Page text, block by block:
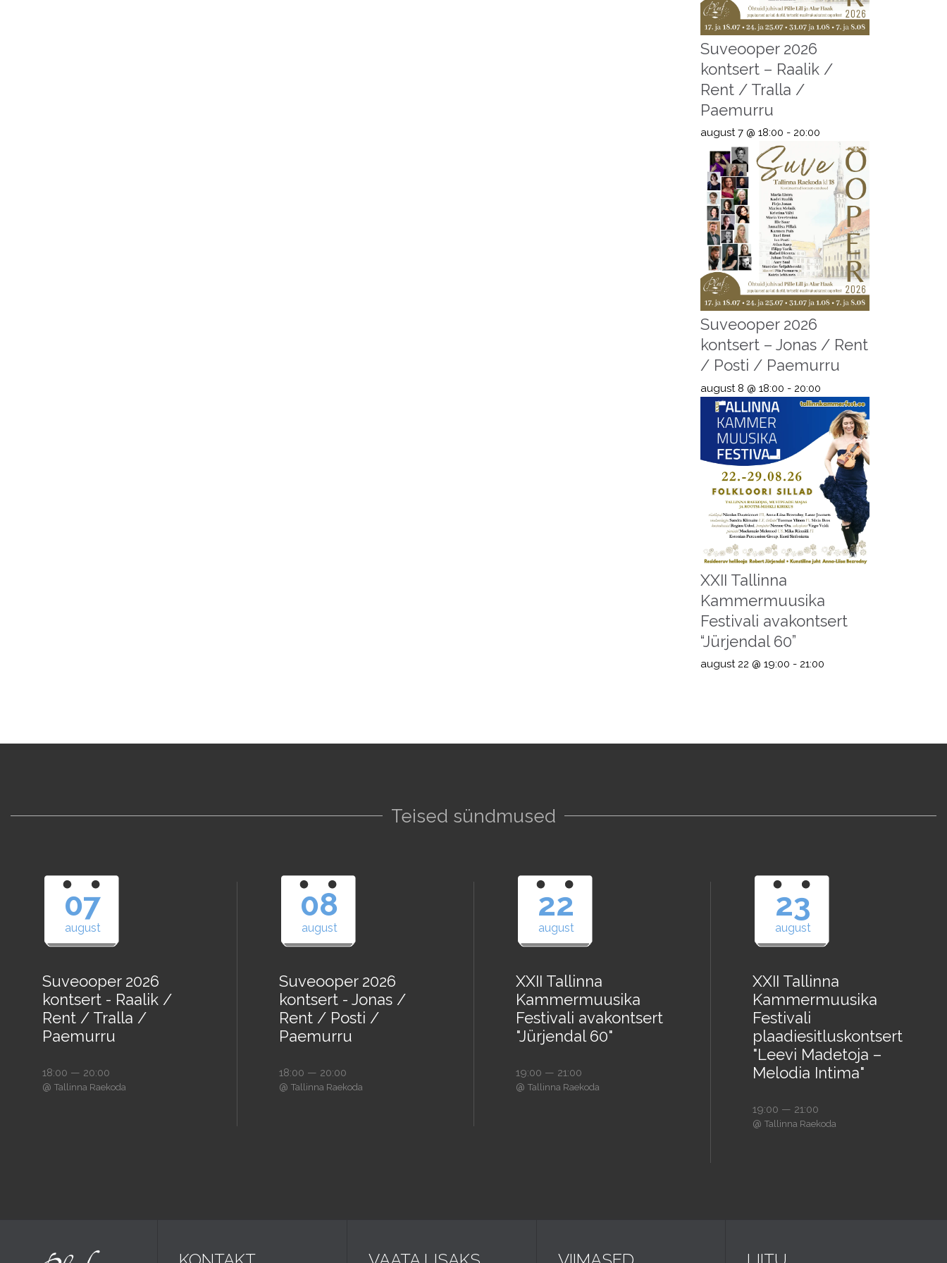
Suveooper 2026
kontsert – Raalik /
Rent / Tralla /
Paemurru
august 7 @ 18:00 - 20:00
Suveooper 2026
kontsert – Jonas / Rent
/ Posti / Paemurru
august 8 @ 18:00 - 20:00
XXII Tallinna
Kammermuusika
Festivali avakontsert
“Jürjendal 60”
august 22 @ 19:00 - 21:00
Teised sündmused
07
august
Suveooper 2026
kontsert - Raalik /
Rent / Tralla /
Paemurru
18:00 — 20:00
@ Tallinna Raekoda
08
august
Suveooper 2026
kontsert - Jonas /
Rent / Posti /
Paemurru
18:00 — 20:00
@ Tallinna Raekoda
22
august
XXII Tallinna
Kammermuusika
Festivali avakontsert
"Jürjendal 60"
19:00 — 21:00
@ Tallinna Raekoda
23
august
XXII Tallinna
Kammermuusika
Festivali
plaadiesitluskontsert
"Leevi Madetoja –
Melodia Intima"
19:00 — 21:00
@ Tallinna Raekoda